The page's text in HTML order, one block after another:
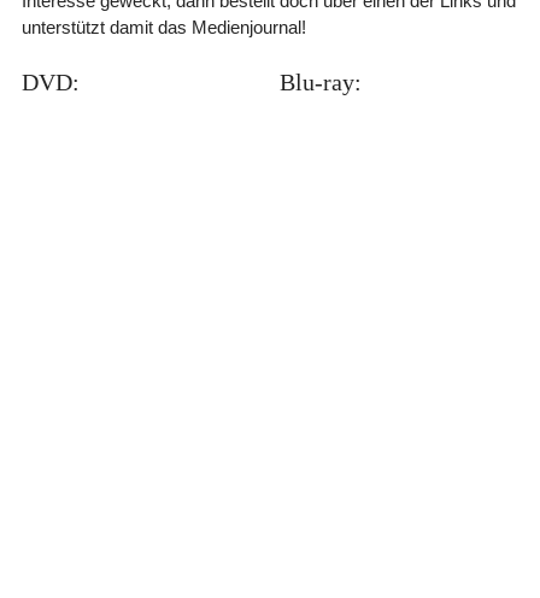
unterstützt damit das Medienjournal!
DVD: Blu-ray: